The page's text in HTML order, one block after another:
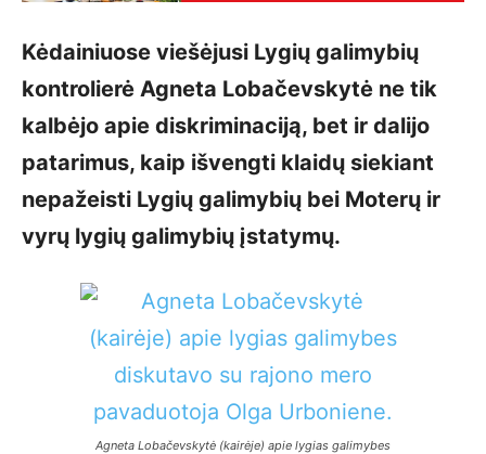
Kėdainiuose viešėjusi Lygių galimybių
kontrolierė Agneta Lobačevskytė ne tik
kalbėjo apie diskriminaciją, bet ir dalijo
patarimus, kaip išvengti klaidų siekiant
nepažeisti Lygių galimybių bei Moterų ir
vyrų lygių galimybių įstatymų.
Agneta Lobačevskytė (kairėje) apie lygias galimybes